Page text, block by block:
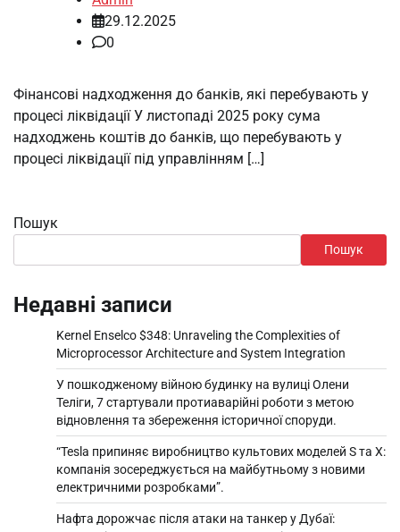
29.12.2025
0
Фінансові надходження до банків, які перебувають у
процесі ліквідації У листопаді 2025 року сума
надходжень коштів до банків, що перебувають у
процесі ліквідації під управлінням […]
Пошук
Пошук
Недавні записи
Kernel Enselco $348: Unraveling the Complexities of
Microprocessor Architecture and System Integration
У пошкодженому війною будинку на вулиці Олени
Теліги, 7 стартували протиаварійні роботи з метою
відновлення та збереження історичної споруди.
“Tesla припиняє виробництво культових моделей S та X:
компанія зосереджується на майбутньому з новими
електричними розробками”.
Нафта дорожчає після атаки на танкер у Дубаї: